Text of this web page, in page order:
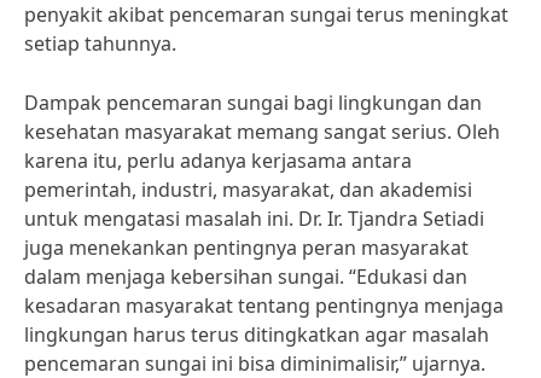
penyakit akibat pencemaran sungai terus meningkat
setiap tahunnya.
Dampak pencemaran sungai bagi lingkungan dan
kesehatan masyarakat memang sangat serius. Oleh
karena itu, perlu adanya kerjasama antara
pemerintah, industri, masyarakat, dan akademisi
untuk mengatasi masalah ini. Dr. Ir. Tjandra Setiadi
juga menekankan pentingnya peran masyarakat
dalam menjaga kebersihan sungai. “Edukasi dan
kesadaran masyarakat tentang pentingnya menjaga
lingkungan harus terus ditingkatkan agar masalah
pencemaran sungai ini bisa diminimalisir,” ujarnya.